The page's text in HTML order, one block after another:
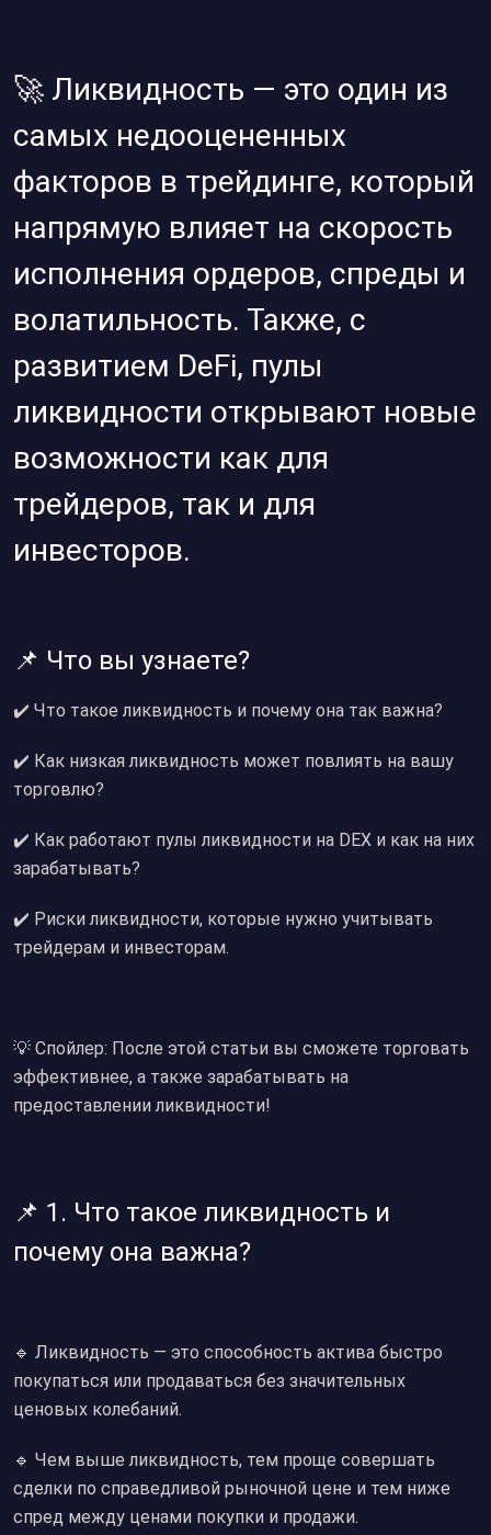
🚀 Ликвидность — это один из
самых недооцененных
факторов в трейдинге, который
напрямую влияет на скорость
исполнения ордеров, спреды и
волатильность. Также, с
развитием DeFi, пулы
ликвидности открывают новые
возможности как для
трейдеров, так и для
инвесторов.
📌 Что вы узнаете?
✔️ Что такое ликвидность и почему она так важна?
✔️ Как низкая ликвидность может повлиять на вашу
торговлю?
✔️ Как работают пулы ликвидности на DEX и как на них
зарабатывать?
✔️ Риски ликвидности, которые нужно учитывать
трейдерам и инвесторам.
💡 Спойлер: После этой статьи вы сможете торговать
эффективнее, а также зарабатывать на
предоставлении ликвидности!
📌 1. Что такое ликвидность и
почему она важна?
🔹 Ликвидность — это способность актива быстро
покупаться или продаваться без значительных
ценовых колебаний.
🔹 Чем выше ликвидность, тем проще совершать
сделки по справедливой рыночной цене и тем ниже
спред между ценами покупки и продажи.